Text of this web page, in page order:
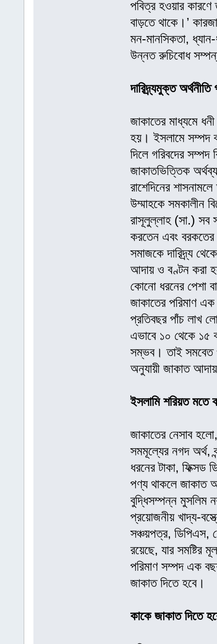
পবিত্র হওয়ার
বাড়তে থাকে।’
মন-মানসিকতা,
উন্নত রুচিবোধ
দারিদ্র্যমুক্ত
জাকাতের মাধ্যমে
হয়। ইসলামে সম্পদ
দিলে গরিবদের
জাকাতভিত্তিক
রাশেদিনের
উম্মাহকে সমকালীন
রাসূলুল্লাহ (সা.) সব
করতেন এবং
সমাজকে দারিদ্র্য
আদায় ও বণ্টন করা
কোনো ধরনের পেশা
জাকাতের পরিমাণ এক
প্রতিবছর পাঁচ লাখ
এভাবে ১০ থেকে ১৫
সম্ভব। তাই সমবেত
অনুযায়ী জাকাত
ইসলামি শরিয়ত
জাকাতের নেসাব
সমমূল্যের নগদ অর্থ,
ধরনের টাকা, ফিক্সড
পণ্য থাকলে জাকাত
বুদ্ধিসম্পন্ন মুসলিম
প্রয়োজনীয় খাদ্য-
সঞ্চয়পত্র, ডিপিএস,
রয়েছে, যার সমষ্টির
পরিমাণ সম্পদ এক
জাকাত দিতে হবে।
কাকে জাকাত দিতে